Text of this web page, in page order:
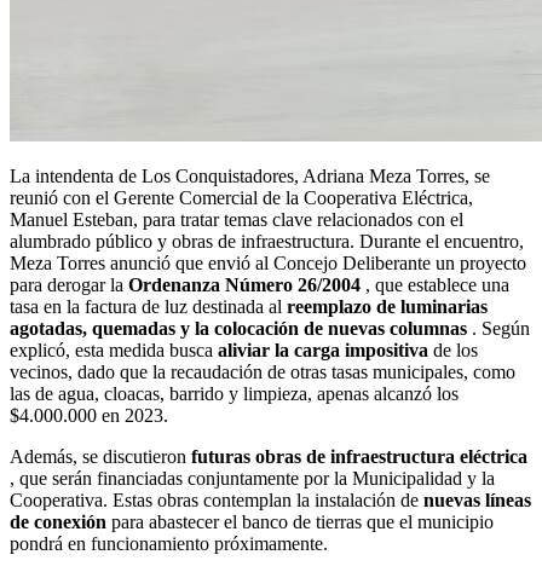
La intendenta de Los Conquistadores, Adriana Meza Torres, se
reunió con el Gerente Comercial de la Cooperativa Eléctrica,
Manuel Esteban, para tratar temas clave relacionados con el
alumbrado público y obras de infraestructura. Durante el encuentro,
Meza Torres anunció que envió al Concejo Deliberante un proyecto
para derogar la Ordenanza Número 26/2004 , que establece una
tasa en la factura de luz destinada al reemplazo de luminarias
agotadas, quemadas y la colocación de nuevas columnas . Según
explicó, esta medida busca aliviar la carga impositiva de los
vecinos, dado que la recaudación de otras tasas municipales, como
las de agua, cloacas, barrido y limpieza, apenas alcanzó los
$4.000.000 en 2023.
Además, se discutieron futuras obras de infraestructura eléctrica
, que serán financiadas conjuntamente por la Municipalidad y la
Cooperativa. Estas obras contemplan la instalación de nuevas líneas
de conexión para abastecer el banco de tierras que el municipio
pondrá en funcionamiento próximamente.